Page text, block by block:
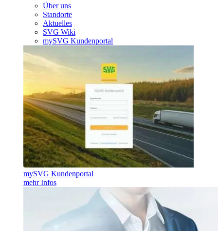
Über uns
Standorte
Aktuelles
SVG Wiki
mySVG Kundenportal
mySVG Kundenportal
mehr Infos